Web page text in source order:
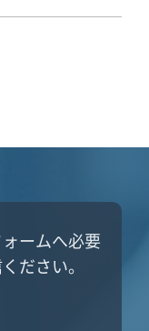
ームへ必要
ださい。